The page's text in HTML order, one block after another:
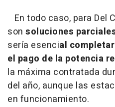
En todo caso, para Del
son soluciones
sería esencial
el pago de la potencia
la máxima contratada
del año, aunque las
en funcionamiento.